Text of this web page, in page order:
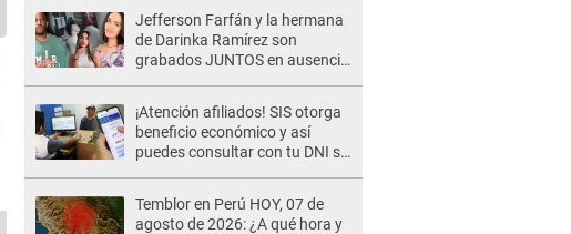
Jefferson Farfán y la hermana
de Darinka Ramírez son
grabados JUNTOS en ausencia
¡Atención afiliados! SIS otorga
beneficio económico y así
puedes consultar con tu DNI si
Temblor en Perú HOY, 07 de
agosto de 2026: ¿A qué hora y